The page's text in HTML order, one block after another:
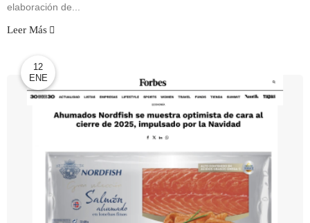
elaboración de...
Leer Más
12
ENE